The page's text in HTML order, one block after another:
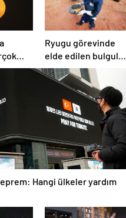
Ay’
Ryugu görevinde
elde edilen bulgular
suyun dünyaya
asteroitlerce
getirilmiş
olabileceğini
gösteriyor
Hangi ülkeler yardım